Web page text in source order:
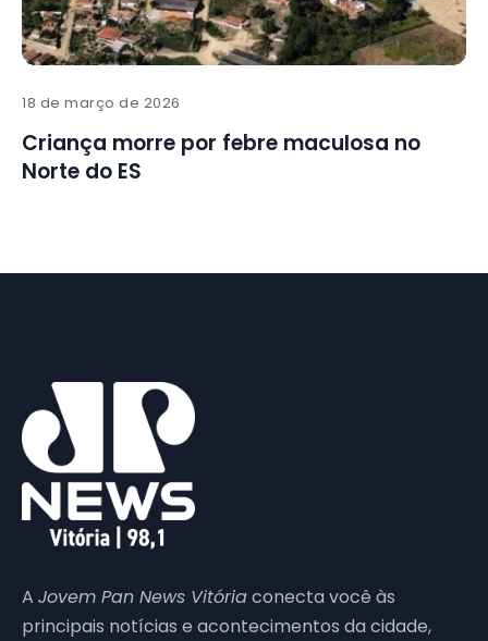
18 de março de 2026
Criança morre por febre maculosa no
Norte do ES
A Jovem Pan News Vitóriaconecta você às
principais notícias e acontecimentos da cidade,